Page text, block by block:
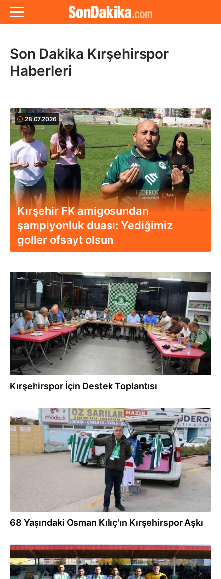
Son Dakika Kırşehirspor
Haberleri
28.07.2026
Kırşehir FK amigosundan
şampiyonluk duası: Yediğimiz
goller ofsayt olsun
27.06.2026
Kırşehirspor İçin Destek Toplantısı
25.03.2026
68 Yaşındaki Osman Kılıç'ın Kırşehirspor Aşkı
09.11.2025